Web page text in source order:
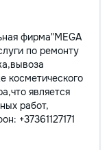
фирма"MEGA
по ремонту
косметического
является
работ,
+37361127171